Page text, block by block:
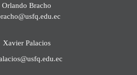
Orlando Bracho
Xavier Palacios